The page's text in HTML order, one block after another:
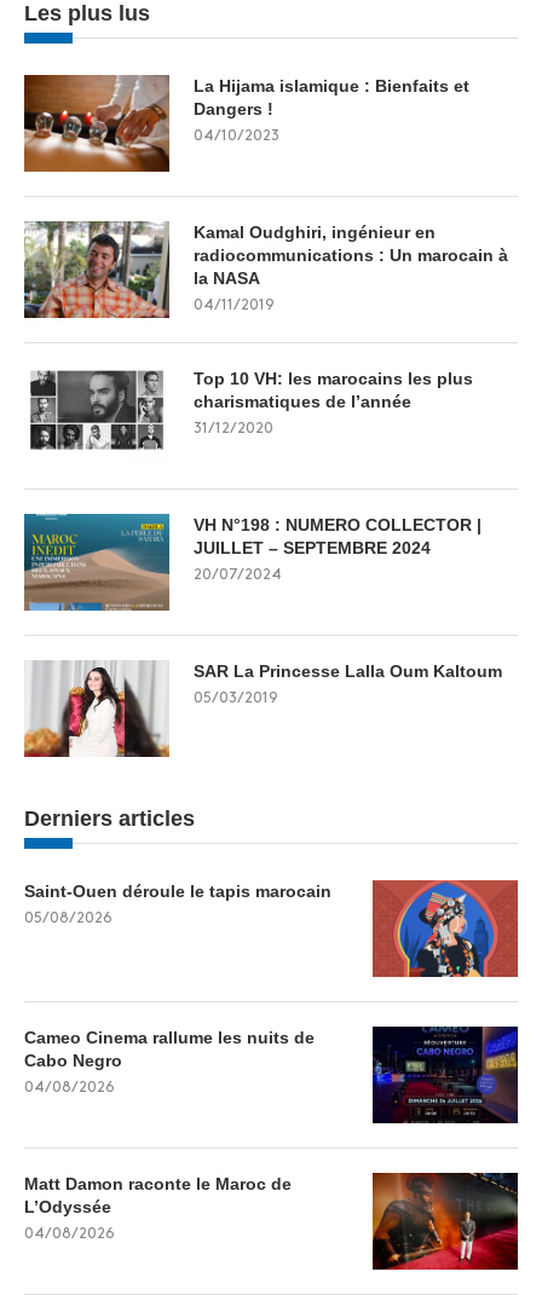
Les plus lus
La Hijama islamique : Bienfaits et
Dangers !
04/10/2023
Kamal Oudghiri, ingénieur en
radiocommunications : Un marocain à
la NASA
04/11/2019
Top 10 VH: les marocains les plus
charismatiques de l’année
31/12/2020
VH N°198 : NUMERO COLLECTOR |
JUILLET – SEPTEMBRE 2024
20/07/2024
SAR La Princesse Lalla Oum Kaltoum
05/03/2019
Derniers articles
Saint-Ouen déroule le tapis marocain
05/08/2026
Cameo Cinema rallume les nuits de
Cabo Negro
04/08/2026
Matt Damon raconte le Maroc de
L’Odyssée
04/08/2026